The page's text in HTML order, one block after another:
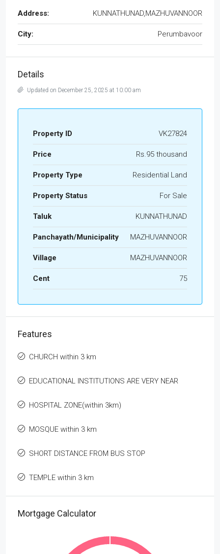
Address: KUNNATHUNAD,MAZHUVANNOOR
City: Perumbavoor
Details
Updated on December 25, 2025 at 10:00 am
Property ID VK27824
Price Rs.95 thousand
Property Type Residential Land
Property Status For Sale
Taluk KUNNATHUNAD
Panchayath/Municipality MAZHUVANNOOR
Village MAZHUVANNOOR
Cent 75
Features
CHURCH within 3 km
EDUCATIONAL INSTITUTIONS ARE VERY NEAR
HOSPITAL ZONE(within 3km)
MOSQUE within 3 km
SHORT DISTANCE FROM BUS STOP
TEMPLE within 3 km
Mortgage Calculator